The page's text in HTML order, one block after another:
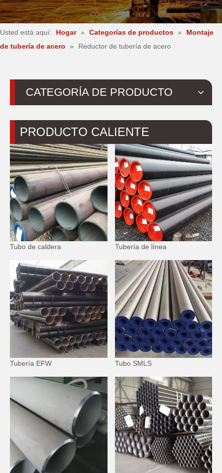
Usted está aquí: Hogar » Categorías de productos »
Montaje
de tubería de acero
» Reductor de tubería de acero
CATEGORÍA DE PRODUCTO
PRODUCTO CALIENTE
Tubo de caldera Tubería de línea
Tubería EFW Tubo SMLS